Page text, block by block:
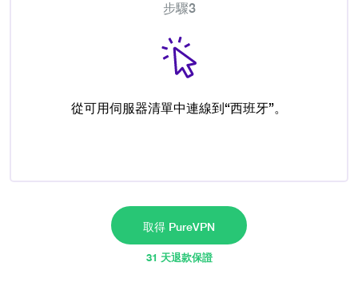
步驟3
從可用伺服器清單中連線到“西班牙”。
取得 PureVPN
31 天退款保證